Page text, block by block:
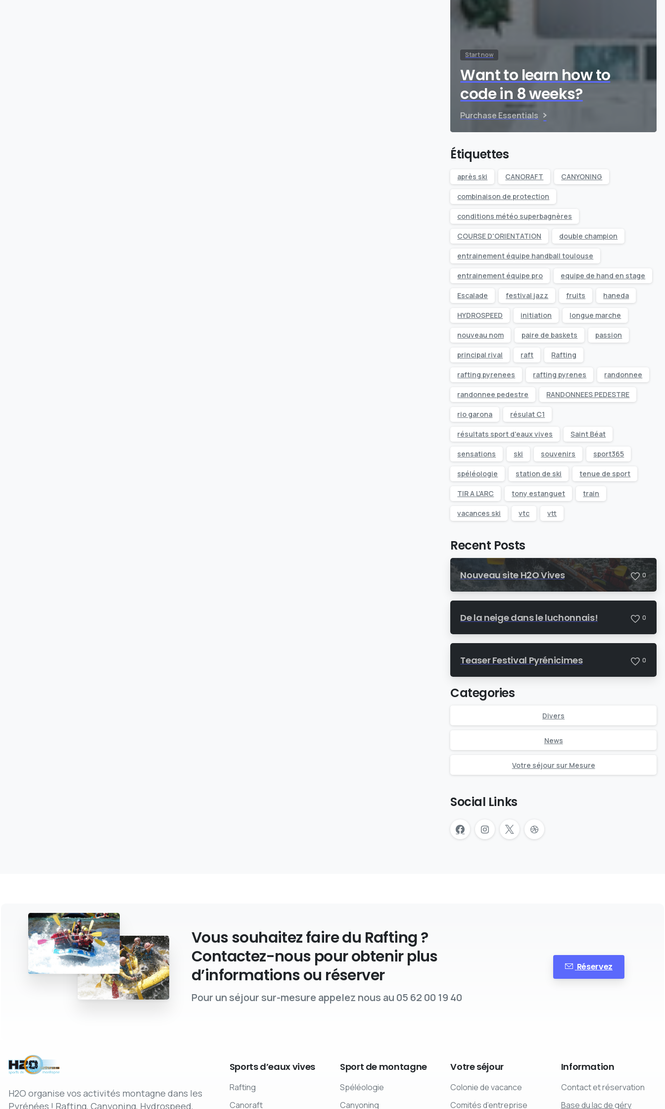
Start now
Want to learn how to
code in 8 weeks?
Purchase Essentials
Étiquettes
après ski CANORAFT CANYONING
combinaison de protection
conditions météo superbagnères
COURSE D'ORIENTATION double champion
entrainement équipe handball toulouse
entrainement équipe pro equipe de hand en stage
Escalade festival jazz fruits haneda
HYDROSPEED initiation longue marche
nouveau nom paire de baskets passion
principal rival raft Rafting
rafting pyrenees rafting pyrenes randonnee
randonnee pedestre RANDONNEES PEDESTRE
rio garona résulat C1
résultats sport d'eaux vives Saint Béat
sensations ski souvenirs sport365
spéléologie station de ski tenue de sport
TIR A L'ARC tony estanguet train
vacances ski vtc vtt
Recent Posts
Nouveau site H2O Vives 0
De la neige dans le luchonnais! 0
Teaser Festival Pyrénicimes 0
Categories
Divers
News
Votre séjour sur Mesure
Social Links
Vous souhaitez faire du Rafting ?
Contactez-nous pour obtenir plus
d’informations ou réserver
Pour un séjour sur-mesure appelez nous au 05 62 00 19 40
Réservez
H2O organise vos activités montagne dans les
Pyrénées ! Rafting, Canyoning, Hydrospeed,
Sportsd’eauxvives
Rafting
Canoraft
Sport de montagne
Spéléologie
Canyoning
Votreséjour
Colonie de vacance
Comités d’entreprise
Information
Contact et réservation
Base du lac de géry